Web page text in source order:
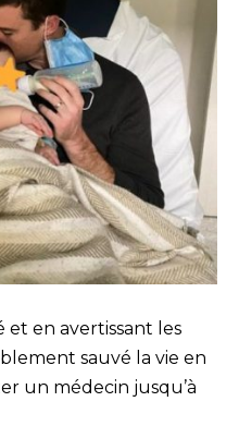
et en avertissant les
sauvé la vie en
un médecin jusqu’à